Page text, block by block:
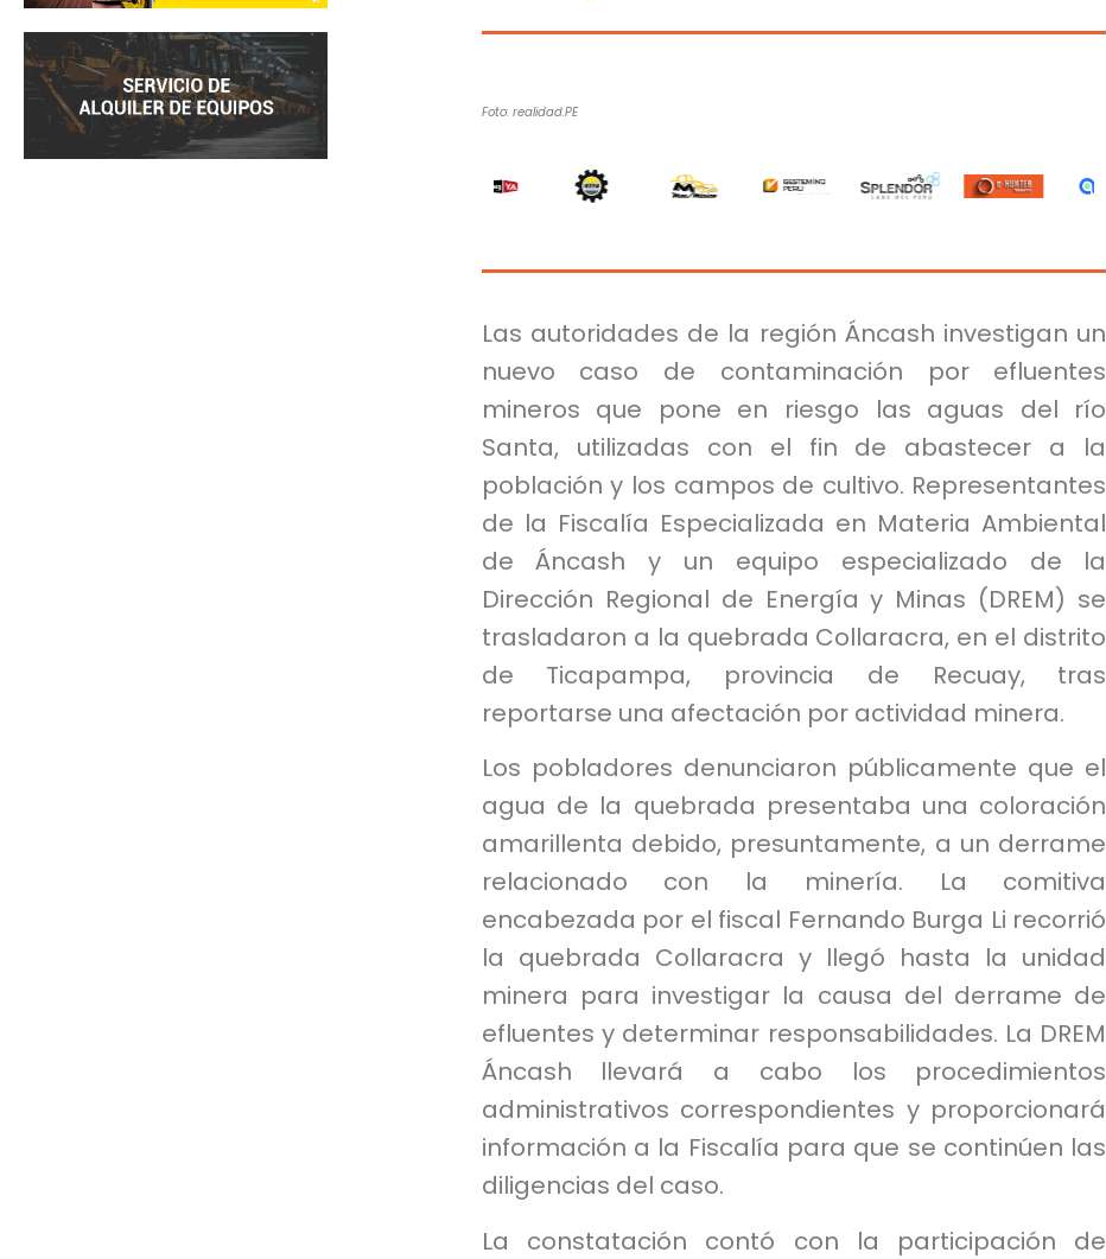
Foto: realidad.PE
Las autoridades de la región Áncash investigan un
nuevo caso de contaminación por efluentes
mineros que pone en riesgo las aguas del río
Santa, utilizadas con el fin de abastecer a la
población y los campos de cultivo. Representantes
de la Fiscalía Especializada en Materia Ambiental
de Áncash y un equipo especializado de la
Dirección Regional de Energía y Minas (DREM) se
trasladaron a la quebrada Collaracra, en el distrito
de Ticapampa, provincia de Recuay, tras
reportarse una afectación por actividad minera.
Los pobladores denunciaron públicamente que el
agua de la quebrada presentaba una coloración
amarillenta debido, presuntamente, a un derrame
relacionado con la minería. La comitiva
encabezada por el fiscal Fernando Burga Li recorrió
la quebrada Collaracra y llegó hasta la unidad
minera para investigar la causa del derrame de
efluentes y determinar responsabilidades. La DREM
Áncash llevará a cabo los procedimientos
administrativos correspondientes y proporcionará
información a la Fiscalía para que se continúen las
diligencias del caso.
La constatación contó con la participación de